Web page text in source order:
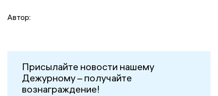
Автор:
Присылайте новости нашему
Дежурному – получайте
вознаграждение!